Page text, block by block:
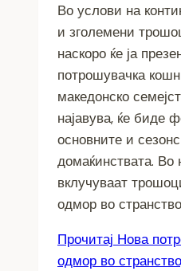
Во услови на
и зголемени
наскоро ќе ја
потрошувачка
македонско
најавува, ќе биде
основните и
домаќинствата. Во
вклучуваат
одмор во
Прочитај Нова
одмор во